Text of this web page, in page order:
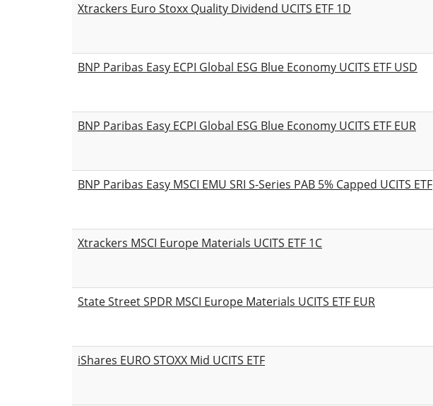
Xtrackers Euro Stoxx Quality Dividend UCITS ETF 1D
BNP Paribas Easy ECPI Global ESG Blue Economy UCITS ETF USD
BNP Paribas Easy ECPI Global ESG Blue Economy UCITS ETF EUR
BNP Paribas Easy MSCI EMU SRI S-Series PAB 5% Capped UCITS ETF
Xtrackers MSCI Europe Materials UCITS ETF 1C
State Street SPDR MSCI Europe Materials UCITS ETF EUR
iShares EURO STOXX Mid UCITS ETF